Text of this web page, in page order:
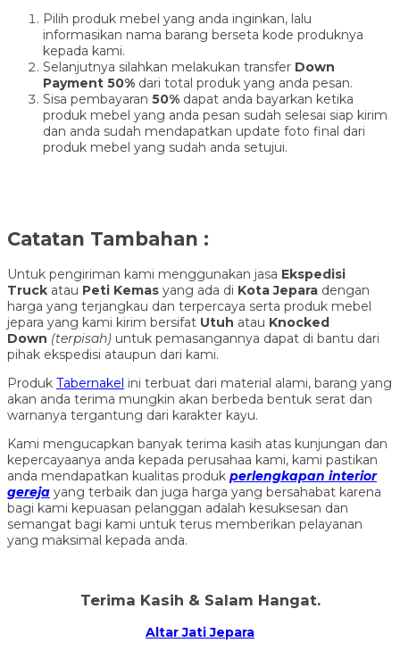
Pilih produk mebel yang anda inginkan, lalu
informasikan nama barang berseta kode produknya
kepada kami.
Selanjutnya silahkan melakukan transfer Down
Payment 50% dari total produk yang anda pesan.
Sisa pembayaran 50% dapat anda bayarkan ketika
produk mebel yang anda pesan sudah selesai siap kirim
dan anda sudah mendapatkan update foto final dari
produk mebel yang sudah anda setujui.
Catatan Tambahan :
Untuk pengiriman kami menggunakan jasa Ekspedisi
Truck atau Peti Kemas yang ada di Kota Jepara dengan
harga yang terjangkau dan terpercaya serta produk mebel
jepara yang kami kirim bersifat Utuh atau Knocked
Down (terpisah) untuk pemasangannya dapat di bantu dari
pihak ekspedisi ataupun dari kami.
Produk Tabernakel ini terbuat dari material alami, barang yang
akan anda terima mungkin akan berbeda bentuk serat dan
warnanya tergantung dari karakter kayu.
Kami mengucapkan banyak terima kasih atas kunjungan dan
kepercayaanya anda kepada perusahaa kami, kami pastikan
anda mendapatkan kualitas produk perlengkapan interior
gereja yang terbaik dan juga harga yang bersahabat karena
bagi kami kepuasan pelanggan adalah kesuksesan dan
semangat bagi kami untuk terus memberikan pelayanan
yang maksimal kepada anda.
Terima Kasih & Salam Hangat.
Altar Jati Jepara